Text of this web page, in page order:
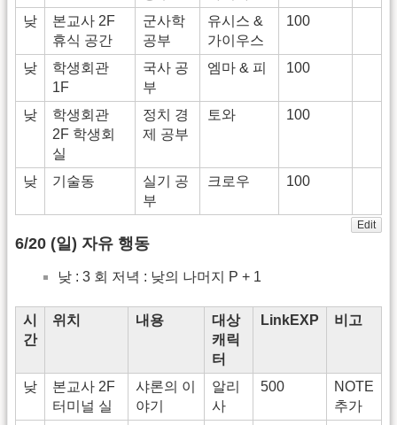
낮
본교사 2F
휴식 공간
군사학
공부
유시스 &
가이우스
100
낮
학생회관
1F
국사 공
부
엠마 & 피 100
낮
학생회관
2F 학생회
실
정치 경
제 공부
토와 100
낮 기술동
실기 공
부
크로우 100
Edit
6/20 (일) 자유 행동
낮 : 3 회 저녁 : 낮의 나머지 P + 1
시
간
위치 내용
대상
캐릭
터
LinkEXP 비고
낮
본교사 2F
터미널 실
샤론의 이
야기
알리
사
500
NOTE
추가